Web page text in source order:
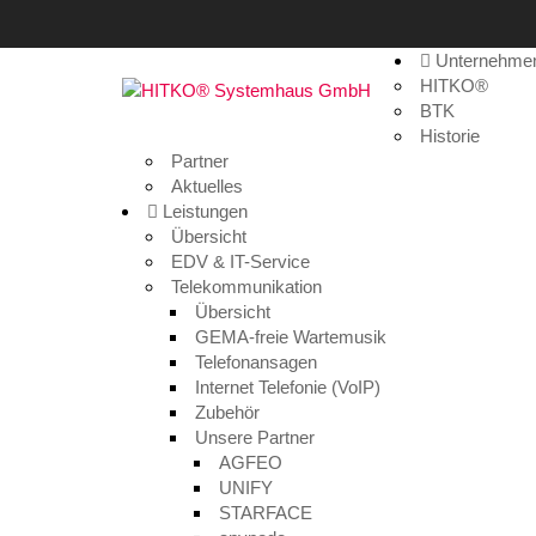
HITKO®
BTK
Historie
Partner
Aktuelles
Leistungen
Übersicht
EDV & IT-Service
Telekommunikation
Übersicht
GEMA-freie Wartemusik
Telefonansagen
Internet Telefonie (VoIP)
Zubehör
Unsere Partner
AGFEO
UNIFY
STARFACE
30
12. September 2015